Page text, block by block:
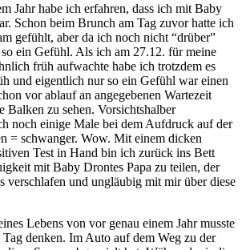
Jahr habe ich erfahren, dass ich mit Baby
Schon beim Brunch am Tag zuvor hatte ich
gefühlt, aber da ich noch nicht “drüber”
ein Gefühl. Als ich am 27.12. für meine
früh aufwachte habe ich trotzdem es
und eigentlich nur so ein Gefühl war einen
vor ablauf an angegebenen Wartezeit
Balken zu sehen. Vorsichtshalber
noch einige Male bei dem Aufdruck auf der
= schwanger. Wow. Mit einem dicken
Test in Hand bin ich zurück ins Bett
mit Baby Drontes Papa zu teilen, der
verschlafen und ungläubig mit mir über diese
Lebens von vor genau einem Jahr musste
Tag denken. Im Auto auf dem Weg zu der